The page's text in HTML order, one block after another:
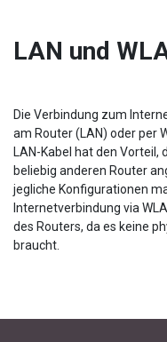
LAN und
Die Verbindung zum
am Router (LAN) oder per
LAN-Kabel hat den Vorteil,
beliebig anderen Router
jegliche Konfigurationen
Internetverbindung via
des Routers, da es keine
braucht.